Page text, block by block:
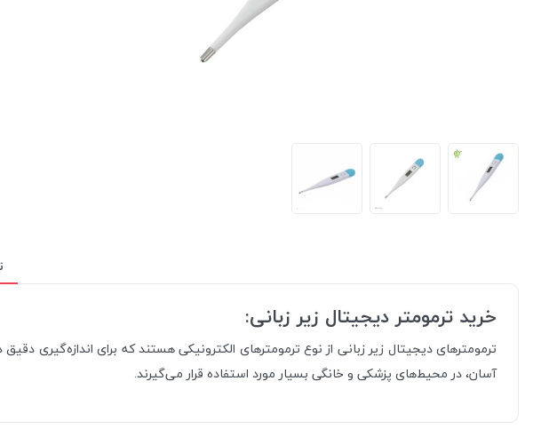
خرید ترمومتر دیجیتال زیر زبانی:
ترمومترهای دیجیتال زیر زبانی از نوع ترمومترهای الکترونیکی هستند که برای اندازه‌گیری
آسان، در محیط‌های پزشکی و خانگی بسیار مورد استفاده قرار می‌گیرند.